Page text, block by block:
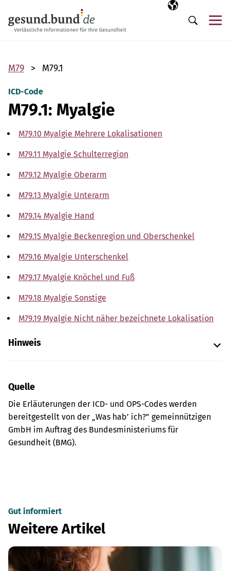
Ausgewählte
DE
Suche
M79 M79.1
ICD-Code
M79.1: Myalgie
M79.10 Myalgie Mehrere Lokalisationen
M79.11 Myalgie Schulterregion
M79.12 Myalgie Oberarm
M79.13 Myalgie Unterarm
M79.14 Myalgie Hand
M79.15 Myalgie Beckenregion und Oberschenkel
M79.16 Myalgie Unterschenkel
M79.17 Myalgie Knöchel und Fuß
M79.18 Myalgie Sonstige
M79.19 Myalgie Nicht näher bezeichnete Lokalisation
Hinweis
Quelle
Die Erläuterungen der ICD- und OPS-Codes werden
bereitgestellt von der „Was hab’ ich?” gemeinnützigen
GmbH im Auftrag des Bundesministeriums für
Gesundheit (BMG).
Gut informiert
Weitere Artikel